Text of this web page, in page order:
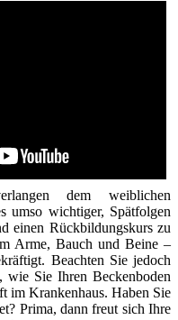
dem weiblichen
umso wichtiger, Spätfolgen
einen Rückbildungskurs zu
Arme, Bauch und Beine –
Beachten Sie jedoch
wie Sie Ihren Beckenboden
im Krankenhaus. Haben Sie
Prima, dann freut sich Ihre